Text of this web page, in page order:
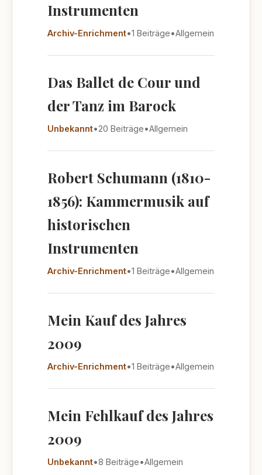
Instrumenten
Archiv-Enrichment•1 Beiträge•Allgemein
Das Ballet de Cour und
der Tanz im Barock
Unbekannt•20 Beiträge•Allgemein
Robert Schumann (1810-
1856): Kammermusik auf
historischen
Instrumenten
Archiv-Enrichment•1 Beiträge•Allgemein
Mein Kauf des Jahres
2009
Archiv-Enrichment•1 Beiträge•Allgemein
Mein Fehlkauf des Jahres
2009
Unbekannt•8 Beiträge•Allgemein